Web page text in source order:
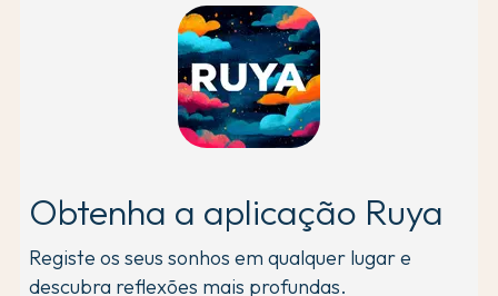
Obtenha a aplicação Ruya
Registe os seus sonhos em qualquer lugar e
descubra reflexões mais profundas.